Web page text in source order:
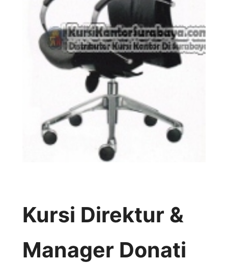
Kursi Direktur &
Manager Donati